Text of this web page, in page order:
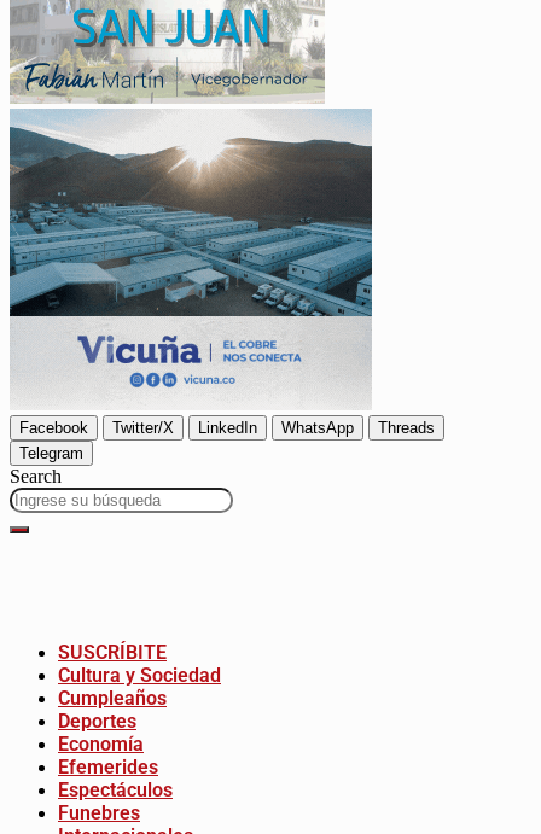
Facebook Twitter/X LinkedIn WhatsApp
Threads
Telegram
Search
SUSCRÍBITE
Cultura y Sociedad
Cumpleaños
Deportes
Economía
Efemerides
Espectáculos
Funebres